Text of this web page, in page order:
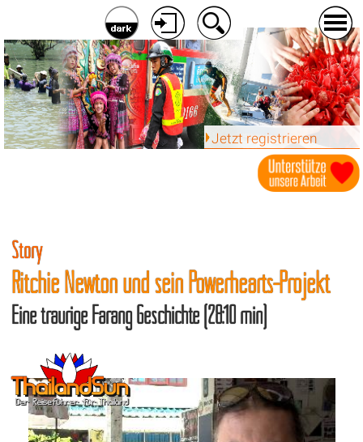
Jetzt registrieren
Story
Ritchie Newton und sein Powerhearts-Projekt
Eine traurige Farang Geschichte (28:10 min)